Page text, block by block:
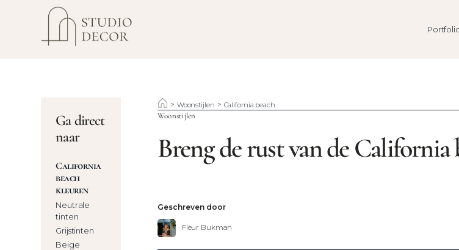
Ga direct
naar
California
beach
kleuren
Neutrale
tinten
Grijstinten
Beige
> Woonstijlen > California beach
Woonstijlen
Breng de rust van de
Geschreven door
Fleur Bukman